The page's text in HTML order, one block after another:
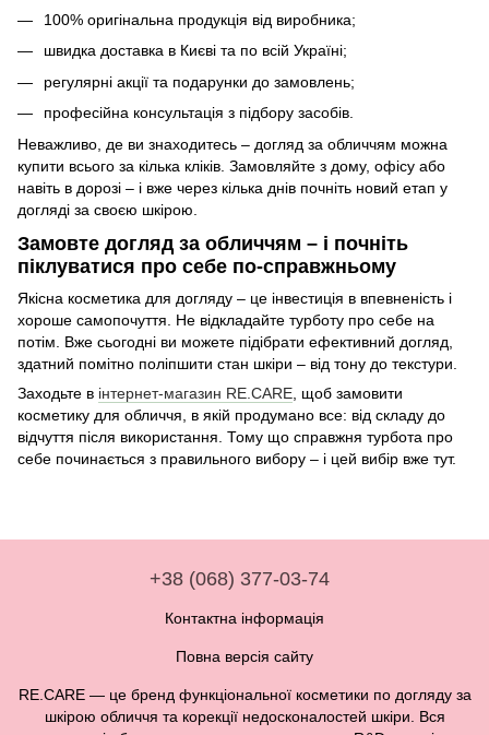
100% оригінальна продукція від виробника;
швидка доставка в Києві та по всій Україні;
регулярні акції та подарунки до замовлень;
професійна консультація з підбору засобів.
Неважливо, де ви знаходитесь – догляд за обличчям можна
купити всього за кілька кліків. Замовляйте з дому, офісу або
навіть в дорозі – і вже через кілька днів почніть новий етап у
догляді за своєю шкірою.
Замовте догляд за обличчям – і почніть
піклуватися про себе по-справжньому
Якісна косметика для догляду – це інвестиція в впевненість і
хороше самопочуття. Не відкладайте турботу про себе на
потім. Вже сьогодні ви можете підібрати ефективний догляд,
здатний помітно поліпшити стан шкіри – від тону до текстури.
Заходьте в інтернет-магазин RE.CARE , щоб замовити
косметику для обличчя, в якій продумано все: від складу до
відчуття після використання. Тому що справжня турбота про
себе починається з правильного вибору – і цей вибір вже тут.
+38 (068) 377-03-74
Контактна інформація
Повна версія сайту
RE.CARE — це бренд функціональної косметики по догляду за
шкірою обличчя та корекції недосконалостей шкіри. Вся